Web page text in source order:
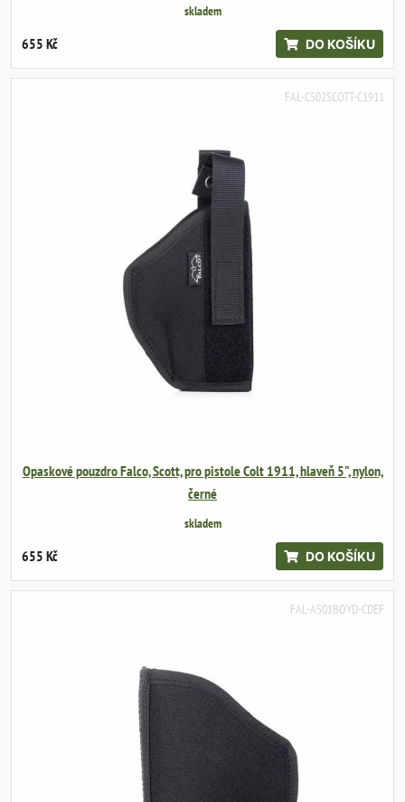
skladem
655 Kč DO KOŠÍKU
FAL-C502SCOTT-C1911
Opaskové pouzdro Falco, Scott, pro pistole Colt 1911, hlaveň 5", nylon,
černé
skladem
655 Kč DO KOŠÍKU
FAL-A501BOYD-CDEF